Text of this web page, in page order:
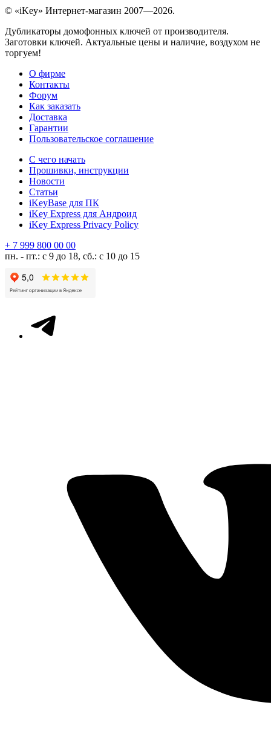
© «iKey» Интернет-магазин 2007—2026.
Дубликаторы домофонных ключей от производителя.
Заготовки ключей. Актуальные цены и наличие, воздухом не
торгуем!
О фирме
Контакты
Форум
Как заказать
Доставка
Гарантии
Пользовательское соглашение
С чего начать
Прошивки, инструкции
Новости
Статьи
iKeyBase для ПК
iKey Express для Андроид
iKey Express Privacy Policy
+ 7 999 800 00 00
пн. - пт.: с 9 до 18, сб.: с 10 до 15